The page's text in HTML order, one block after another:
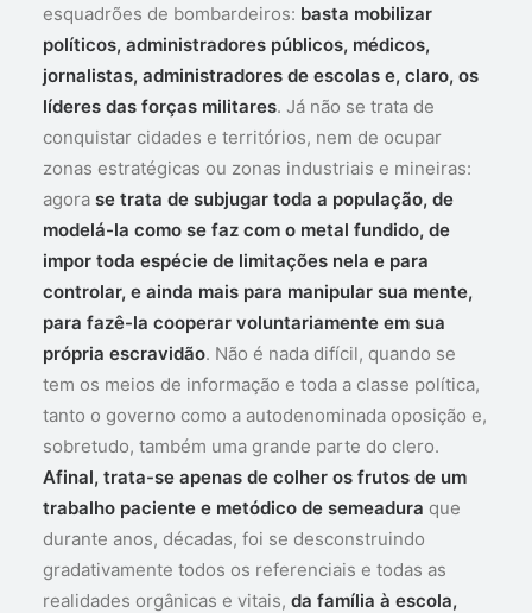
esquadrões de bombardeiros: basta mobilizar
políticos, administradores públicos, médicos,
jornalistas, administradores de escolas e, claro, os
líderes das forças militares. Já não se trata de
conquistar cidades e territórios, nem de ocupar
zonas estratégicas ou zonas industriais e mineiras:
agora se trata de subjugar toda a população, de
modelá-la como se faz com o metal fundido, de
impor toda espécie de limitações nela e para
controlar, e ainda mais para manipular sua mente,
para fazê-la cooperar voluntariamente em sua
própria escravidão. Não é nada difícil, quando se
tem os meios de informação e toda a classe política,
tanto o governo como a autodenominada oposição e,
sobretudo, também uma grande parte do clero.
Afinal, trata-se apenas de colher os frutos de um
trabalho paciente e metódico de semeadura que
durante anos, décadas, foi se desconstruindo
gradativamente todos os referenciais e todas as
realidades orgânicas e vitais, da família à escola,